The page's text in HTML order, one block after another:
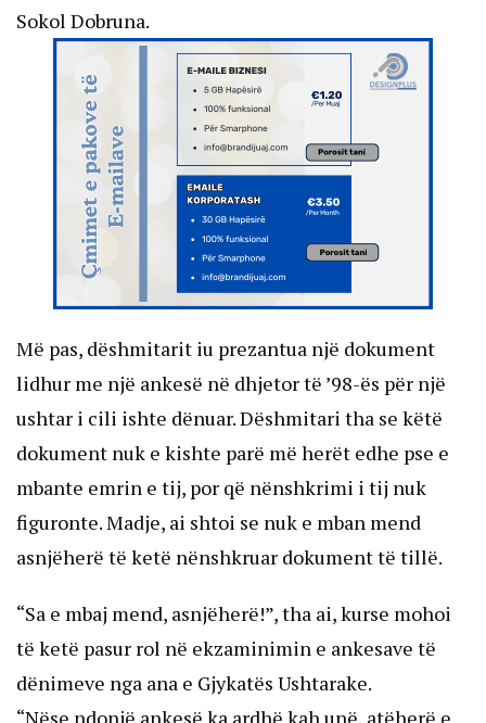
Sokol Dobruna.
Më pas, dëshmitarit iu prezantua një dokument
lidhur me një ankesë në dhjetor të ’98-ës për një
ushtar i cili ishte dënuar. Dëshmitari tha se këtë
dokument nuk e kishte parë më herët edhe pse e
mbante emrin e tij, por që nënshkrimi i tij nuk
figuronte. Madje, ai shtoi se nuk e mban mend
asnjëherë të ketë nënshkruar dokument të tillë.
“Sa e mbaj mend, asnjëherë!”, tha ai, kurse mohoi
të ketë pasur rol në ekzaminimin e ankesave të
dënimeve nga ana e Gjykatës Ushtarake.
“Nëse ndonjë ankesë ka ardhë kah unë, atëherë e